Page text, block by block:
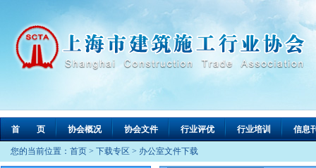
首 页 协会概况 协会文件 行业评优 行业培训 信息
您的当前位置： 首页 > 下载专区 > 办公室文件下载